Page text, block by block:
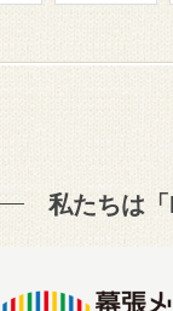
私たちは